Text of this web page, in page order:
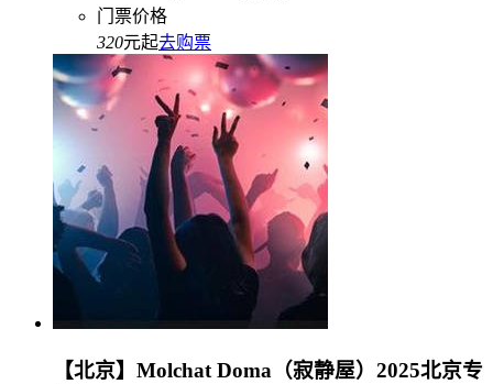
门票价格
320元起去购票
【北京】Molchat Doma（寂静屋）2025北京专